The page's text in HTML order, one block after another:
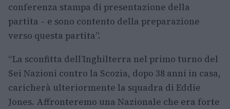
conferenza stampa di presentazione della
partita – e sono contento della preparazione
verso questa partita”.
“La sconfitta dell’Inghilterra nel primo turno del
Sei Nazioni contro la Scozia, dopo 38 anni in casa,
caricherà ulteriormente la squadra di Eddie
Jones. Affronteremo una Nazionale che era forte